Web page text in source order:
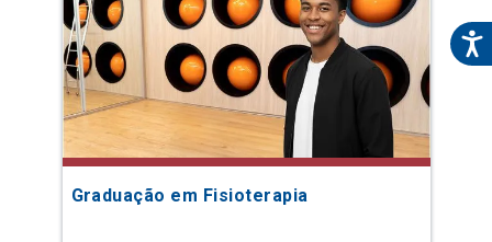
Graduação em Fisioterapia